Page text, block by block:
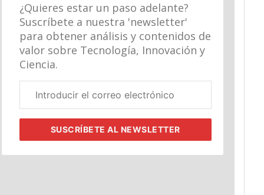
¿Quieres estar un paso adelante?
Suscríbete a nuestra 'newsletter'
para obtener análisis y contenidos de
valor sobre Tecnología, Innovación y
Ciencia.
electrónico
SUSCRÍBETEAL NEWSLETTER